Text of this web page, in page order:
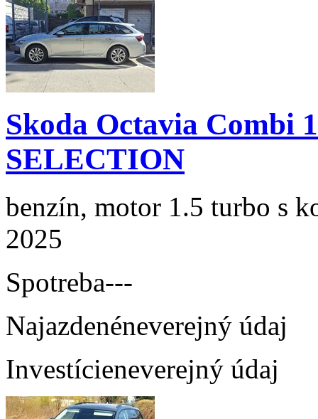
Skoda Octavia Combi
SELECTION
benzín, motor 1.5 turbo s
2025
Spotreba---
Najazdenéneverejný údaj
Investícieneverejný údaj